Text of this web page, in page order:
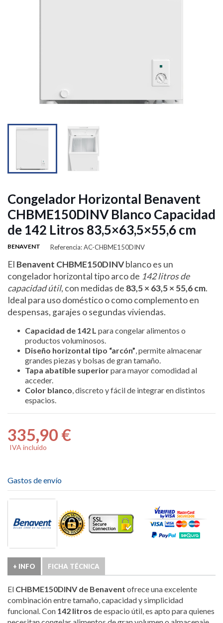
Congelador Horizontal Benavent
CHBME150DINV Blanco Capacidad
de 142 Litros 83,5×63,5×55,6 cm
BENAVENT Referencia: AC-CHBME150DINV
El Benavent CHBME150DINVblanco es un
congelador horizontal tipo arco de 142 litros de
capacidad útil, con medidas de 83,5 × 63,5 × 55,6 cm.
Ideal para uso doméstico o como complemento en
despensas, garajes o segundas viviendas.
Capacidad de 142 L para congelar alimentos o
productos voluminosos.
Diseño horizontal tipo “arcón” , permite almacenar
grandes piezas y bolsas de gran tamaño.
Tapa abatible superiorpara mayor comodidad al
acceder.
Color blanco , discreto y fácil de integrar en distintos
espacios.
335,90 €
IVA incluido
Gastos de envío
+ INFO FICHA TÉCNICA
El CHBME150DINV de Benavent ofrece una excelente
combinación entre tamaño, capacidad y simplicidad
funcional. Con 142 litros de espacio útil, es apto para quienes